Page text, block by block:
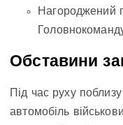
Нагороджений
Обставини
Під час руху
автомобіль